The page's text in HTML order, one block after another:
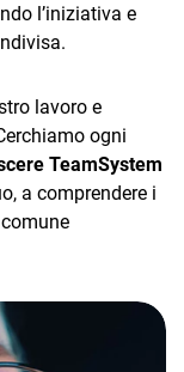
l’iniziativa e
lavoro e
ogni
TeamSystem
a comprendere i